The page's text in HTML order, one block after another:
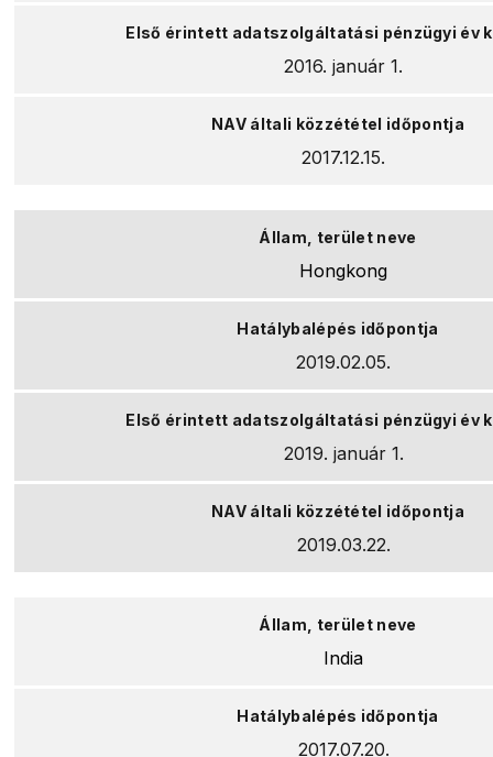
2016. január 1.
2017.12.15.
Hongkong
2019.02.05.
2019. január 1.
2019.03.22.
India
2017.07.20.